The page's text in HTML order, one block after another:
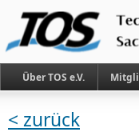
Über TOS e.V.
< zurück